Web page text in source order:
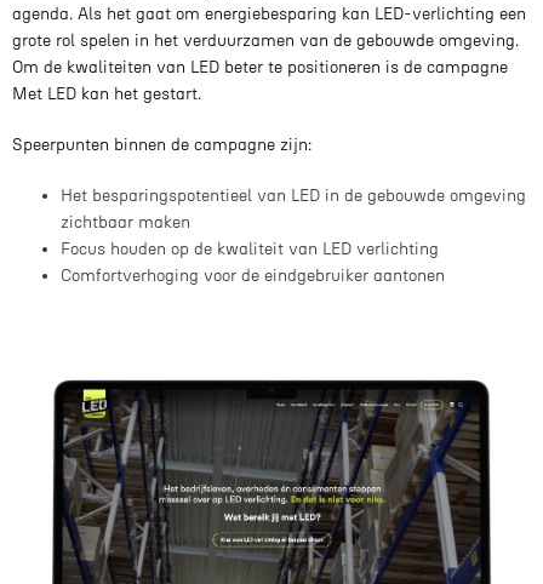
agenda. Als het gaat om energiebesparing kan LED-verlichting een
grote rol spelen in het verduurzamen van de gebouwde omgeving.
Om de kwaliteiten van LED beter te positioneren is de campagne
Met LED kan het gestart.
Speerpunten binnen de campagne zijn:
Het besparingspotentieel van LED in de gebouwde omgeving
zichtbaar maken
Focus houden op de kwaliteit van LED verlichting
Comfortverhoging voor de eindgebruiker aantonen